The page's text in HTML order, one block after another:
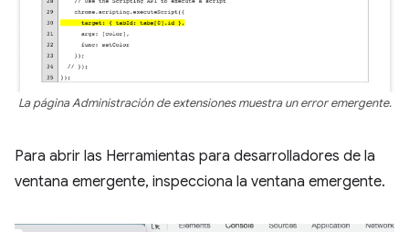
La página Administración de extensiones muestra un error emergente.
Para abrir las Herramientas para desarrolladores de la
ventana emergente, inspecciona la ventana emergente.